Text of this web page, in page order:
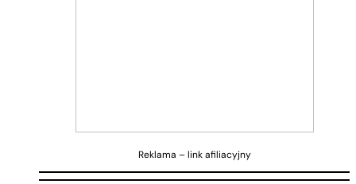
Reklama – link afiliacyjny